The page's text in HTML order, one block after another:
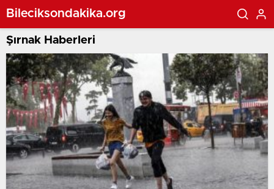
Bileciksondakika.org
Şırnak Haberleri